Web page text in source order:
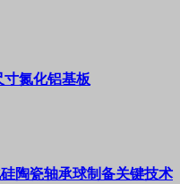
氮化铝基板
陶瓷轴承球制备关键技术